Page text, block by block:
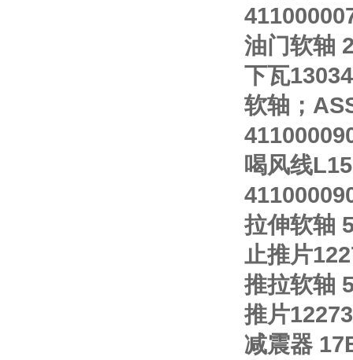
油门软轴
下瓦
软轴；
喝风线
拉伸软轴
止推片
推拉软轴
推片
减震器